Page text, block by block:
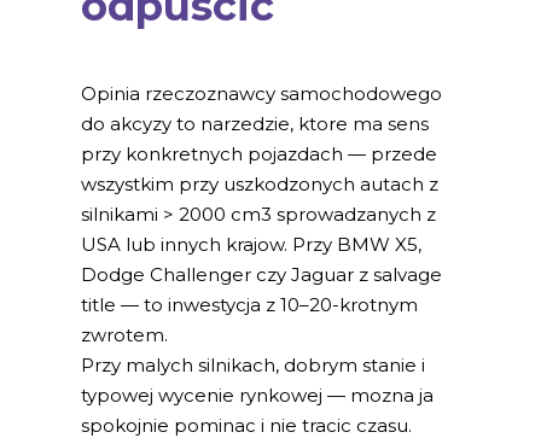
Opinia rzeczoznawcy samochodowego
do akcyzy to narzedzie, ktore ma sens
przy konkretnych pojazdach — przede
wszystkim przy uszkodzonych autach z
silnikami > 2000 cm3 sprowadzanych z
USA lub innych krajow. Przy BMW X5,
Dodge Challenger czy Jaguar z salvage
title — to inwestycja z 10–20-krotnym
zwrotem.
Przy malych silnikach, dobrym stanie i
typowej wycenie rynkowej — mozna ja
spokojnie pominac i nie tracic czasu.